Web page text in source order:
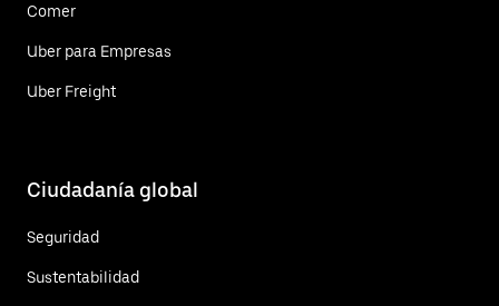
Comer
Uber para Empresas
Uber Freight
Ciudadanía global
Seguridad
Sustentabilidad